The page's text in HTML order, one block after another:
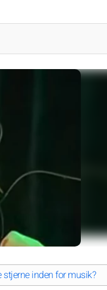
inden for musik?